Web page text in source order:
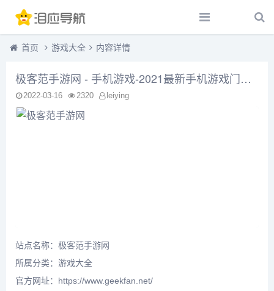
首页 游戏大全 内容详情
极客范手游网 - 手机游戏-2021最新手机游戏门户下载站
2022-03-16 2320 leiying
站点名称：极客范手游网
所属分类： 游戏大全
官方网址：https://www.geekfan.net/